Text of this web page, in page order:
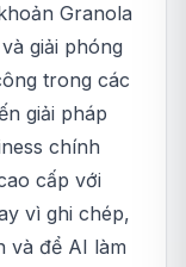
Granola
giải phóng
trong các
giải pháp
chính
cấp với
vì ghi chép,
và để AI làm